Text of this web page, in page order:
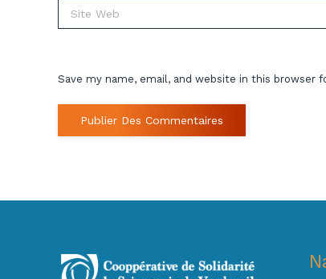
Site Web
Save my name, email, and website in this
Publier Des Commentaires